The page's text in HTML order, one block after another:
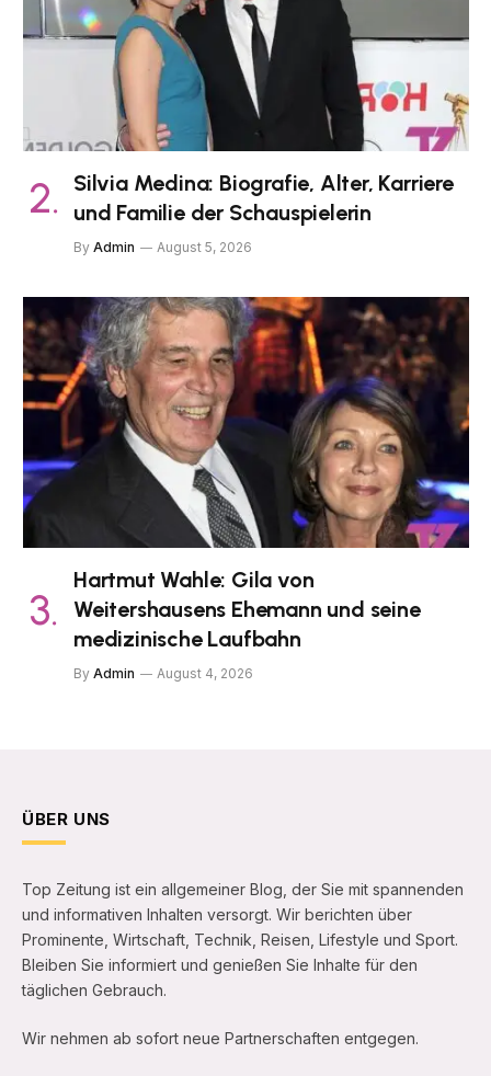
Silvia Medina: Biografie, Alter, Karriere
und Familie der Schauspielerin
By Admin August 5, 2026
Hartmut Wahle: Gila von
Weitershausens Ehemann und seine
medizinische Laufbahn
By Admin August 4, 2026
ÜBER UNS
Top Zeitung ist ein allgemeiner Blog, der Sie mit spannenden
und informativen Inhalten versorgt. Wir berichten über
Prominente, Wirtschaft, Technik, Reisen, Lifestyle und Sport.
Bleiben Sie informiert und genießen Sie Inhalte für den
täglichen Gebrauch.
Wir nehmen ab sofort neue Partnerschaften entgegen.